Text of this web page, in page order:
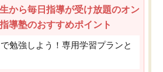
から毎日指導が受け放題のオン
導塾のおすすめポイント
勉強しよう！専用学習プランと